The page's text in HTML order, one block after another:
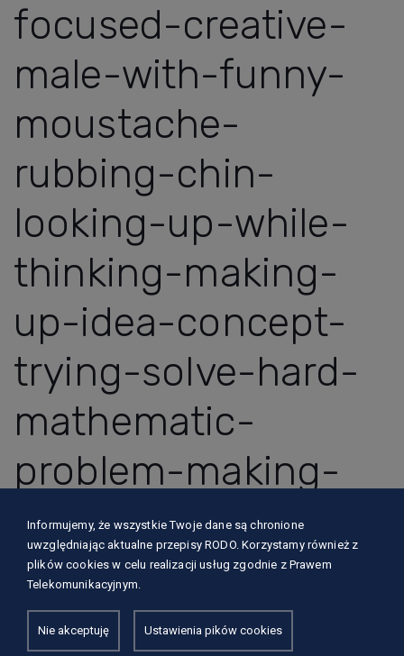
focused-creative-
male-with-funny-
moustache-
rubbing-chin-
looking-up-while-
thinking-making-
up-idea-concept-
trying-solve-hard-
mathematic-
problem-making-
calculations-scaled-
1
4 lata agoin
Informujemy, że wszystkie Twoje dane są chronione
uwzględniając aktualne przepisy RODO. Korzystamy również z
plików cookies w celu realizacji usług zgodnie z Prawem
Telekomunikacyjnym.
Nie akceptuję Ustawienia pików cookies